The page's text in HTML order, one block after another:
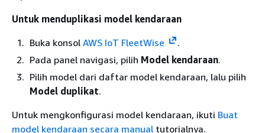
Untuk menduplikasi model kendaraan
Buka konsol AWS IoT FleetWise
.
Pada panel navigasi, pilih Model kendaraan.
Pilih model dari daftar model kendaraan, lalu pilih
Model duplikat.
Untuk mengkonfigurasi model kendaraan, ikuti Buat
model kendaraan secara manual tutorialnya.